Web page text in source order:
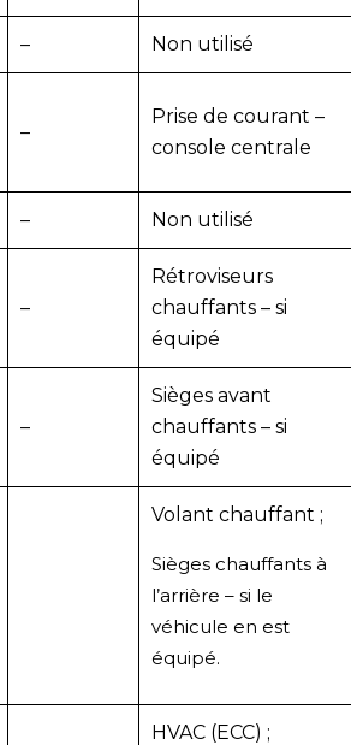
– Non utilisé
–
Prise de courant –
console centrale
– Non utilisé
–
Rétroviseurs
chauffants – si
équipé
–
Sièges avant
chauffants – si
équipé
Volant chauffant ;
Sièges chauffants à
l’arrière – si le
véhicule en est
équipé.
HVAC (ECC) ;